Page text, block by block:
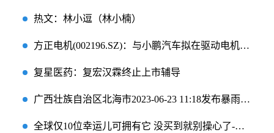
热文：林小逗（林小楠）
方正电机(002196.SZ)：与小鹏汽车拟在驱动电机等领域开展战略合作
复星医药：复宏汉霖终止上市辅导
广西壮族自治区北海市2023-06-23 11:18发布暴雨橙色预警-天天观速讯
全球仅10位幸运儿可拥有它 没买到就别操心了-新视野